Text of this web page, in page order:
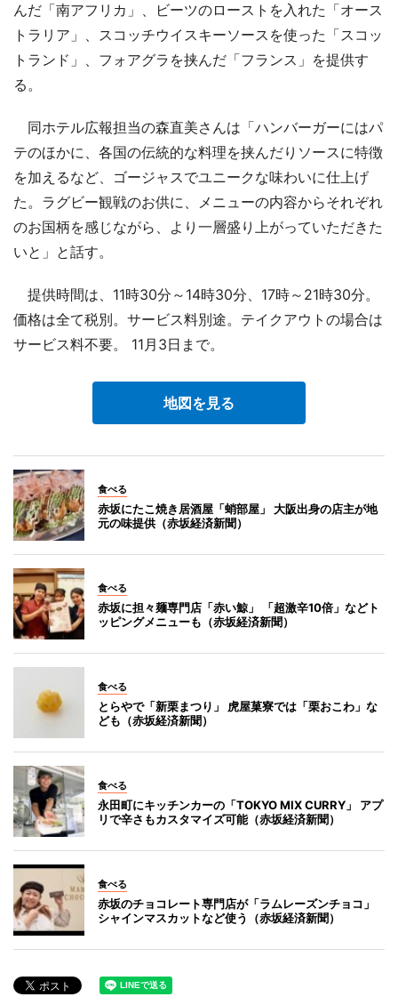
んだ「南アフリカ」、ビーツのローストを入れた「オース
トラリア」、スコッチウイスキーソースを使った「スコッ
トランド」、フォアグラを挟んだ「フランス」を提供す
る。
同ホテル広報担当の森直美さんは「ハンバーガーにはパ
テのほかに、各国の伝統的な料理を挟んだりソースに特徴
を加えるなど、ゴージャスでユニークな味わいに仕上げ
た。ラグビー観戦のお供に、メニューの内容からそれぞれ
のお国柄を感じながら、より一層盛り上がっていただきた
いと」と話す。
提供時間は、11時30分～14時30分、17時～21時30分。
価格は全て税別。サービス料別途。テイクアウトの場合は
サービス料不要。 11月3日まで。
地図を見る
食べる
赤坂にたこ焼き居酒屋「蛸部屋」 大阪出身の店主が地
元の味提供（赤坂経済新聞）
食べる
赤坂に担々麺専門店「赤い鯨」 「超激辛10倍」などト
ッピングメニューも（赤坂経済新聞）
食べる
とらやで「新栗まつり」 虎屋菓寮では「栗おこわ」な
ども（赤坂経済新聞）
食べる
永田町にキッチンカーの「TOKYO MIX CURRY」 アプ
リで辛さもカスタマイズ可能（赤坂経済新聞）
食べる
赤坂のチョコレート専門店が「ラムレーズンチョコ」
シャインマスカットなど使う（赤坂経済新聞）